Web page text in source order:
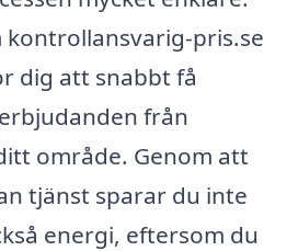
pris.se
dig att snabbt få
från
område. Genom att
tjänst sparar du inte
energi, eftersom du